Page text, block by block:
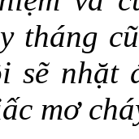
tháng
sẽ nhặt
mơ